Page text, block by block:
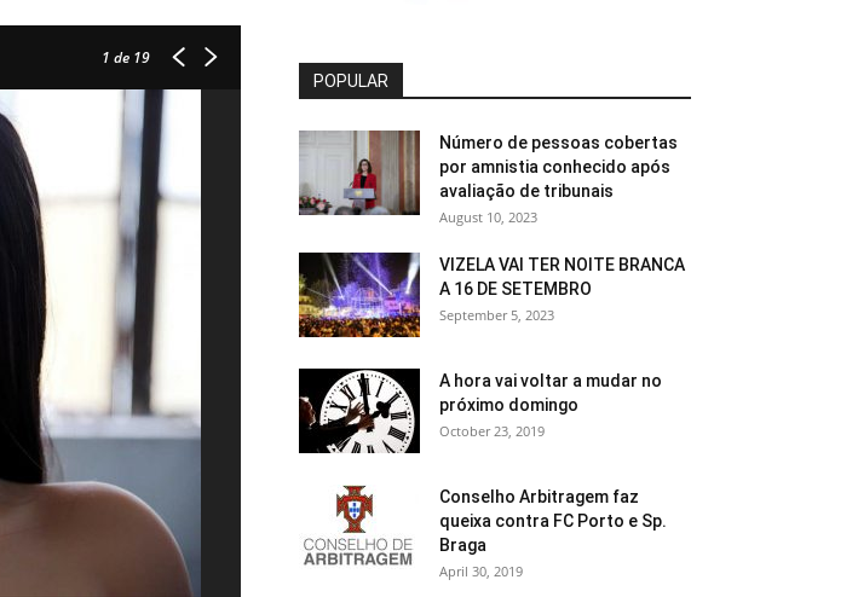
1 de 19
POPULAR
Número de pessoas cobertas
por amnistia conhecido após
avaliação de tribunais
August 10, 2023
VIZELA VAI TER NOITE BRANCA
A 16 DE SETEMBRO
September 5, 2023
A hora vai voltar a mudar no
próximo domingo
October 23, 2019
Conselho Arbitragem faz
queixa contra FC Porto e Sp.
Braga
April 30, 2019